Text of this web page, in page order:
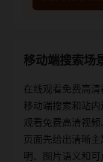
移动端搜索场
在线观看免费高
移动端搜索和站
观看免费高清视频
页面先给出清晰
明、图片语义和